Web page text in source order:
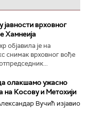
врховног
Хамнеија
објавила је на
снимак врховног вође
олакшамо ужасно
Косову и Метохији
Вучић изјавио